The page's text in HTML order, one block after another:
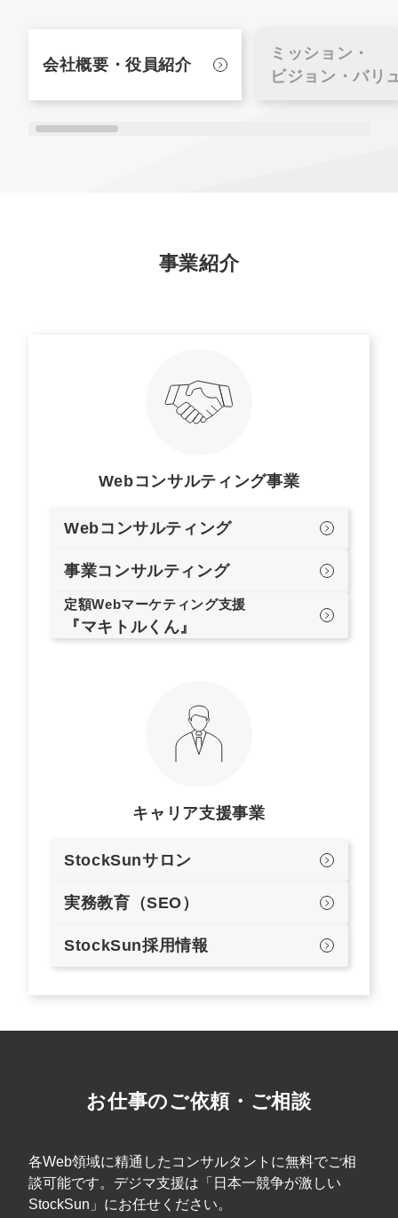
会社概要・役員紹介
ミッション・
ビジョン・バリ
事業紹介
Webコンサルティング事業
Webコンサルティング
事業コンサルティング
定額Webマーケティング支援
『マキトルくん』
キャリア支援事業
StockSunサロン
実務教育（SEO）
StockSun採用情報
お仕事のご依頼・ご相談
各Web領域に精通したコンサルタントに無料でご相
談可能です。デジマ支援は「日本一競争が激しい
StockSun」にお任せください。